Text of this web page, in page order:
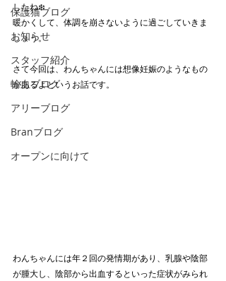
保護猫ブログ
お知らせ
スタッフ紹介
輸血ブログ
アリーブログ
Branブログ
オープンに向けて
したね❄️
暖かくして、体調を崩さないように過ごしていきま
しょう。
さて今回は、わんちゃんには想像妊娠のようなもの
があるよというお話です。
わんちゃんには年２回の発情期があり、乳腺や陰部
が腫大し、陰部から出血するといった症状がみられ